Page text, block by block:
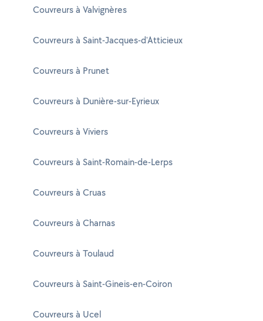
Couvreurs à Valvignères
Couvreurs à Saint-Jacques-d'Atticieux
Couvreurs à Prunet
Couvreurs à Dunière-sur-Eyrieux
Couvreurs à Viviers
Couvreurs à Saint-Romain-de-Lerps
Couvreurs à Cruas
Couvreurs à Charnas
Couvreurs à Toulaud
Couvreurs à Saint-Gineis-en-Coiron
Couvreurs à Ucel